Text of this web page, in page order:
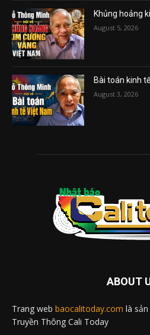
Khủng hoảng
August 5, 2026
Bài toán kinh
August 3, 2026
ABOUT
Trang web baocalitoday.com là
Truyền Thông Cali Today